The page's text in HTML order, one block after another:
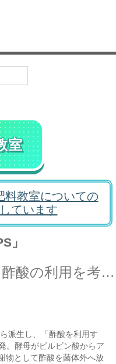
室
料教室についての
ています
」
酵母の酢酸の放出から酢酸の利用を考える
派生し、「酢酸を利用す
。酵母がピルビン酸からア
物として酢酸を菌体外へ放